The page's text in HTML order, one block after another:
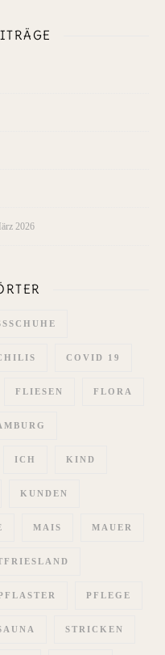
2026
COVID 19
FLIESEN FLORA
ICH KIND
KUNDEN
MAIS MAUER
PFLEGE
STRICKEN